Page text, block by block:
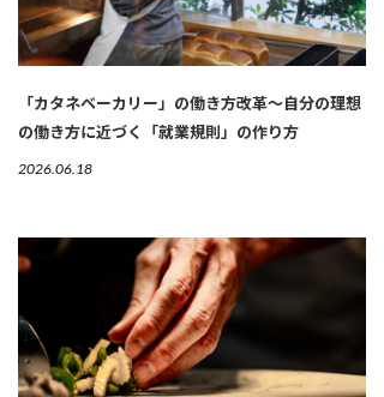
「カタネベーカリー」の働き方改革～自分の理想
の働き方に近づく「就業規則」の作り方
2026.06.18